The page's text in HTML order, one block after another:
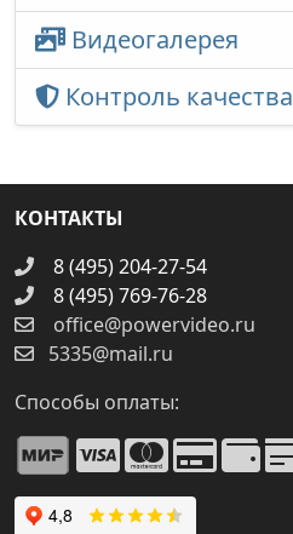
Видеогалерея
Контроль качества
КОНТАКТЫ
8 (495) 204-27-54
8 (495) 769-76-28
office@powervideo.ru
5335@mail.ru
Способы оплаты: